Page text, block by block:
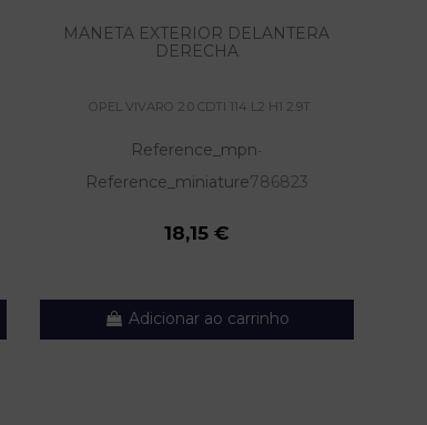
MANETA EXTERIOR DELANTERA
DERECHA
OPEL VIVARO 2.0 CDTI 114 L2 H1 2.9T
Reference_mpn-
Reference_miniature786823
18,15 €
Adicionar ao carrinho